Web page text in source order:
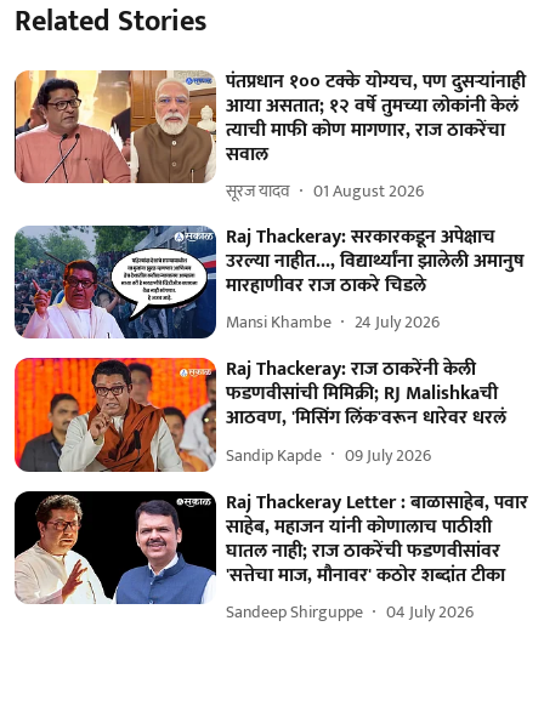
Related Stories
पंतप्रधान १०० टक्के योग्यच, पण दुसऱ्यांनाही
आया असतात; १२ वर्षे तुमच्या लोकांनी केलं
त्याची माफी कोण मागणार, राज ठाकरेंचा
सवाल
सूरज यादव 01 August 2026
Raj Thackeray: सरकारकडून अपेक्षाच
उरल्या नाहीत..., विद्यार्थ्यांना झालेली अमानुष
मारहाणीवर राज ठाकरे चिडले
Mansi Khambe 24 July 2026
Raj Thackeray: राज ठाकरेंनी केली
फडणवीसांची मिमिक्री; RJ Malishkaची
आठवण, 'मिसिंग लिंक'वरून धारेवर धरलं
Sandip Kapde 09 July 2026
Raj Thackeray Letter : बाळासाहेब, पवार
साहेब, महाजन यांनी कोणालाच पाठीशी
घातल नाही; राज ठाकरेंची फडणवीसांवर
'सत्तेचा माज, मौनावर' कठोर शब्दांत टीका
Sandeep Shirguppe 04 July 2026